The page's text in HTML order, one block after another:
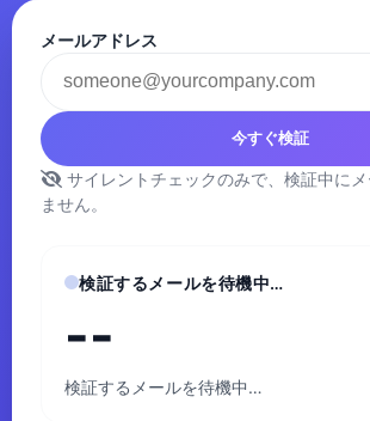
メールアドレス
今すぐ検証
サイレントチェックのみで、検証中に
ません。
検証するメールを待機中…
--
検証するメールを待機中…